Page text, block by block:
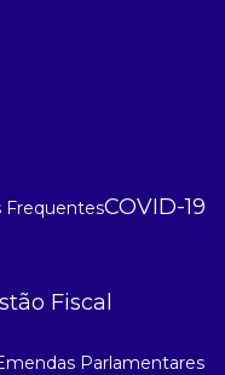
FrequentesCOVID-19
Fiscal
Parlamentares